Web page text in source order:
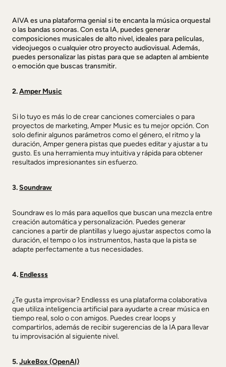
AIVA es una plataforma genial si te encanta la música orquestal
o las bandas sonoras. Con esta IA, puedes generar
composiciones musicales de alto nivel, ideales para películas,
videojuegos o cualquier otro proyecto audiovisual. Además,
puedes personalizar las pistas para que se adapten al ambiente
o emoción que buscas transmitir.
2.Amper Music
Si lo tuyo es más lo de crear canciones comerciales o para
proyectos de marketing, Amper Music es tu mejor opción. Con
solo definir algunos parámetros como el género, el ritmo y la
duración, Amper genera pistas que puedes editar y ajustar a tu
gusto. Es una herramienta muy intuitiva y rápida para obtener
resultados impresionantes sin esfuerzo.
3.Soundraw
Soundraw es lo más para aquellos que buscan una mezcla entre
creación automática y personalización. Puedes generar
canciones a partir de plantillas y luego ajustar aspectos como la
duración, el tempo o los instrumentos, hasta que la pista se
adapte perfectamente a tus necesidades.
4. Endlesss
¿Te gusta improvisar? Endlesss es una plataforma colaborativa
que utiliza inteligencia artificial para ayudarte a crear música en
tiempo real, solo o con amigos. Puedes crear loops y
compartirlos, además de recibir sugerencias de la IA para llevar
tu improvisación al siguiente nivel.
5.JukeBox (OpenAI)